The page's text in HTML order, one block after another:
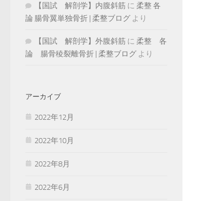
【国試 解剖学】内腹斜筋 に 柔整 各
論 腸骨翼単独骨折 | 柔整ブログ より
【国試 解剖学】外腹斜筋 に 柔整 各
論 腸骨稜裂離骨折 | 柔整ブログ より
アーカイブ
2022年12月
2022年10月
2022年8月
2022年6月